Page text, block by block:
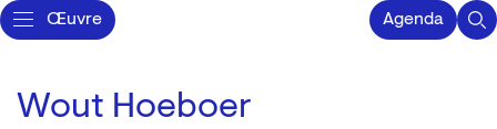
Œuvre Agenda
Wout Hoeboer